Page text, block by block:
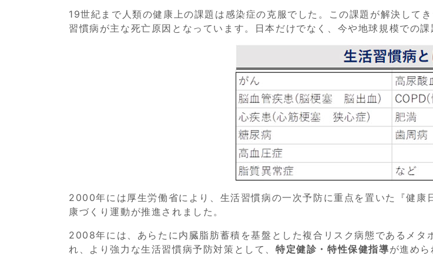
19世紀まで人類の健康上の課題は感染症の克服でした。この課題が解決して
習慣病が主な死亡原因となっています。日本だけでなく、今や地球規模での課
2000年には厚生労働省により、生活習慣病の一次予防に重点を置いた『健
康づくり運動が推進されました。
2008年には、あらたに内臓脂肪蓄積を基盤とした複合リスク病態であるメタ
れ、より強力な生活習慣病予防対策として、 特定健診・特性保健指導が進めら